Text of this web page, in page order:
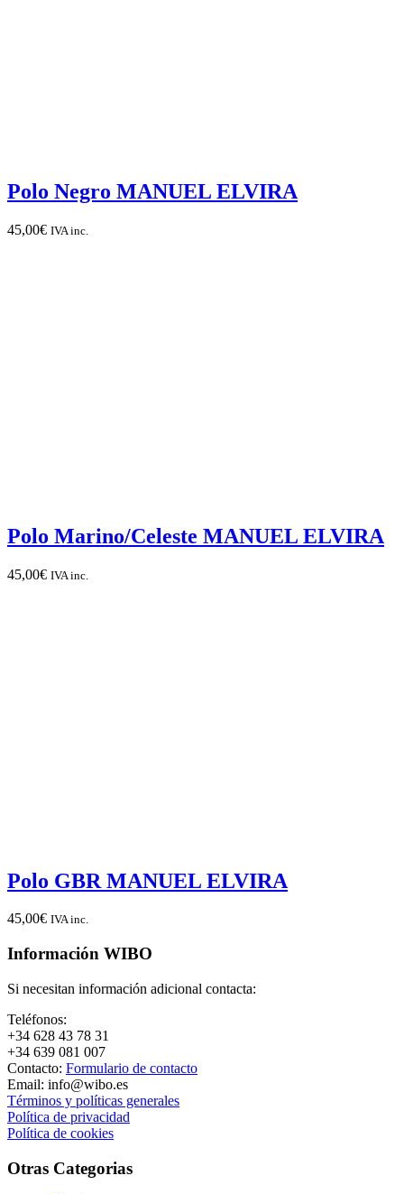
Polo Negro MANUEL ELVIRA
45,00€ IVA inc.
Polo Marino/Celeste MANUEL ELVIRA
45,00€ IVA inc.
Polo GBR MANUEL ELVIRA
45,00€ IVA inc.
Información WIBO
Si necesitan información adicional contacta:
Teléfonos:
+34 628 43 78 31
+34 639 081 007
Contacto: Formulario de contacto
Email: info@wibo.es
Términos y políticas generales
Política de privacidad
Política de cookies
Otras Categorias